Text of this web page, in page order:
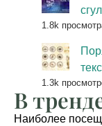
1.8k
1.3k
В
Наиболее